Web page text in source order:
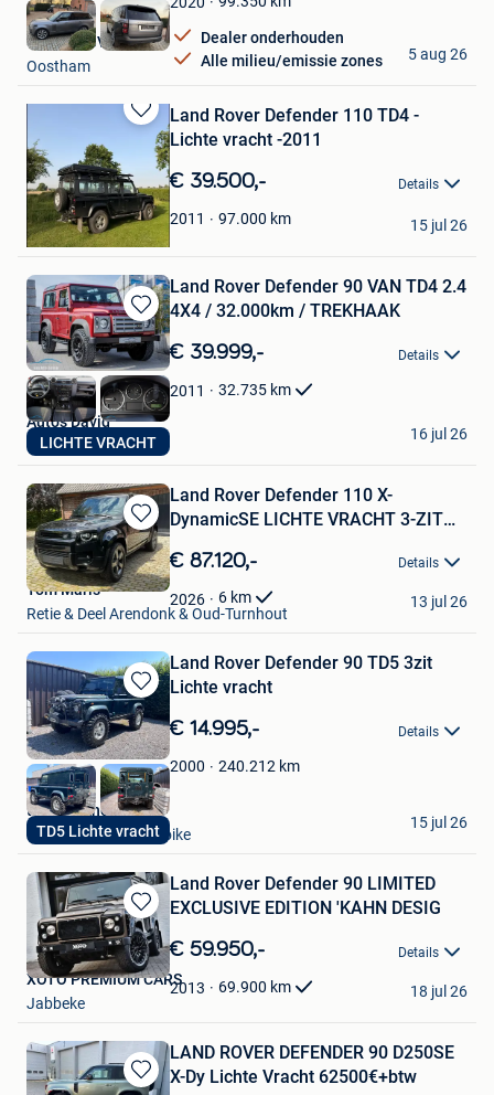
Dealer onderhouden
Alle milieu/emissie zones
4x4Only BV
Oostham
5 aug 26
Bewaren
Mijn
Favorieten
Land Rover Defender 110 TD4 -
Lichte vracht -2011
€ 39.500,- Details
2011 97.000 km
lieven
Wingene
15 jul 26
Bewaren
in
Mijn
Favorieten
LICHTE VRACHT
Land Rover Defender 90 VAN TD4 2.4
4X4 / 32.000km / TREKHAAK
€ 39.999,- Details
2011 32.735 km
Auto's David
Lebbeke
16 jul 26
Bewaren
in
Mijn
Favorieten
Land Rover Defender 110 X-
DynamicSE LICHTE VRACHT 3-ZIT
€ 87.120,- Details
2026 6 km
Tom Maris
Retie & Deel Arendonk & Oud-Turnhout
13 jul 26
Bewaren
in
Mijn
Favorieten
TD5 Lichte vracht
Land Rover Defender 90 TD5 3zit
Lichte vracht
€ 14.995,- Details
2000 240.212 km
tim leenknegt
Oudenaarde+Deel Ooike
15 jul 26
Bewaren
in
Mijn
Favorieten
Land Rover Defender 90 LIMITED
EXCLUSIVE EDITION 'KAHN DESIG
€ 59.950,- Details
2013 69.900 km
XOTO PREMIUM CARS
Jabbeke
18 jul 26
Bewaren
LAND ROVER DEFENDER 90 D250SE
X-Dy Lichte Vracht 62500€+btw